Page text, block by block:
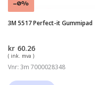
-0%
3M 5517 Perfect-it Gummipad
kr 60.26
( ink. mva )
Vnr: 3m 7000028348